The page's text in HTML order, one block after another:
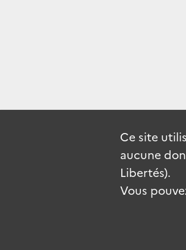
Ce site
aucune
Libertés).
Vous